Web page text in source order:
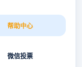
帮助中心
微信投票